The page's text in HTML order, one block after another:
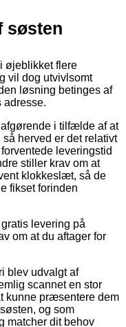
søsten
øjeblikket flere
vil dog utvivlsomt
løsning betinges af
adresse.
i tilfælde af at
herved er det relativt
leveringstid
stiller krav om at
klokkeslæt, så de
fikset forinden
levering på
om at du aftager for
blev udvalgt af
scannet en stor
kunne præsentere dem
og som
matcher dit behov